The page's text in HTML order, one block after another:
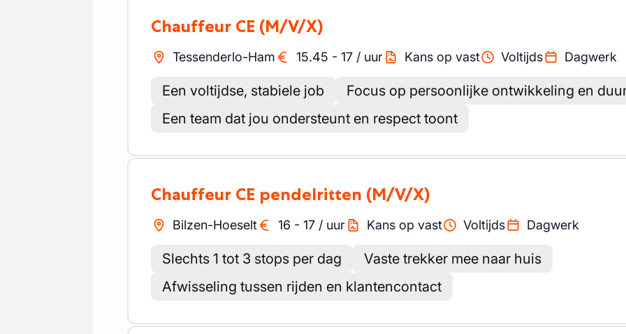
Chauffeur CE (M/V/X)
Tessenderlo-Ham 15.45 - 17 / uur Kans op vast Voltijds Dagwerk
Een voltijdse, stabiele job
Focus op persoonlijke ontwikkeling en
Een team dat jou ondersteunt en respect toont
Chauffeur CE pendelritten (M/V/X)
Bilzen-Hoeselt 16 - 17 / uur Kans op vast Voltijds Dagwerk
Slechts 1 tot 3 stops per dag
Vaste trekker mee naar huis
Afwisseling tussen rijden en klantencontact